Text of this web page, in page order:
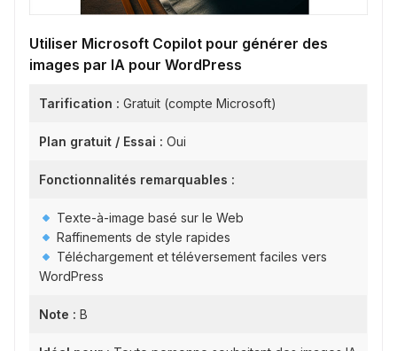
Utiliser Microsoft Copilot pour générer des
images par IA pour WordPress
Tarification : Gratuit (compte Microsoft)
Plan gratuit / Essai : Oui
Fonctionnalités remarquables :
Texte-à-image basé sur le Web
Raffinements de style rapides
Téléchargement et téléversement faciles vers
WordPress
Note : B